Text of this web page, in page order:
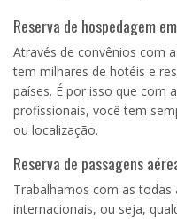
Reserva de hospedagem
Através de convênios com
tem milhares de hotéis e
países. É por isso que com
profissionais, você tem
ou localização.
Reserva de passagens
Trabalhamos com as todas
internacionais, ou seja,